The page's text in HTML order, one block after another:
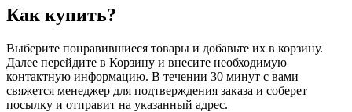
Как купить?
Выберите понравившиеся товары и добавьте их в корзину.
Далее перейдите в Корзину и внесите необходимую
контактную информацию. В течении 30 минут с вами
свяжется менеджер для подтверждения заказа и соберет
посылку и отправит на указанный адрес.